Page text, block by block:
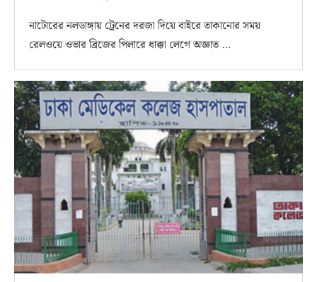
নাটোরের নলডাঙ্গায় ট্রেনের দরজা দিয়ে বাইরে তাকানোর সময়
রেলওয়ে ওভার ব্রিজের পিলারে ধাক্কা লেগে অজ্ঞাত …